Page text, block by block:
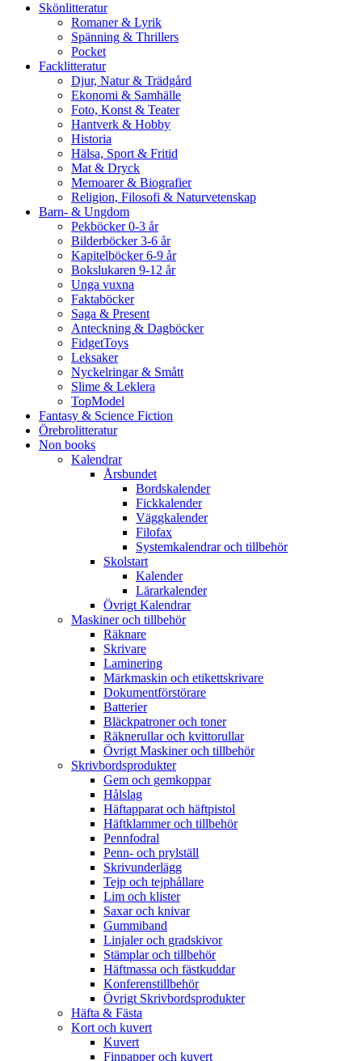
Skönlitteratur
Romaner & Lyrik
Spänning & Thrillers
Pocket
Facklitteratur
Djur, Natur & Trädgård
Ekonomi & Samhälle
Foto, Konst & Teater
Hantverk & Hobby
Historia
Hälsa, Sport & Fritid
Mat & Dryck
Memoarer & Biografier
Religion, Filosofi & Naturvetenskap
Barn- & Ungdom
Pekböcker 0-3 år
Bilderböcker 3-6 år
Kapitelböcker 6-9 år
Bokslukaren 9-12 år
Unga vuxna
Faktaböcker
Saga & Present
Anteckning & Dagböcker
FidgetToys
Leksaker
Nyckelringar & Smått
Slime & Leklera
TopModel
Fantasy & Science Fiction
Örebrolitteratur
Non books
Kalendrar
Årsbundet
Bordskalender
Fickkalender
Väggkalender
Filofax
Systemkalendrar och tillbehör
Skolstart
Kalender
Lärarkalender
Övrigt Kalendrar
Maskiner och tillbehör
Räknare
Skrivare
Laminering
Märkmaskin och etikettskrivare
Dokumentförstörare
Batterier
Bläckpatroner och toner
Räknerullar och kvittorullar
Övrigt Maskiner och tillbehör
Skrivbordsprodukter
Gem och gemkoppar
Hålslag
Häftapparat och häftpistol
Häftklammer och tillbehör
Pennfodral
Penn- och prylställ
Skrivunderlägg
Tejp och tejphållare
Lim och klister
Saxar och knivar
Gummiband
Linjaler och gradskivor
Stämplar och tillbehör
Häftmassa och fästkuddar
Konferenstillbehör
Övrigt Skrivbordsprodukter
Häfta & Fästa
Kort och kuvert
Kuvert
Finpapper och kuvert